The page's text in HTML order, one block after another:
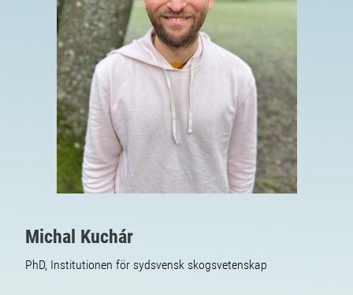
Michal Kuchár
PhD, Institutionen för sydsvensk skogsvetenskap